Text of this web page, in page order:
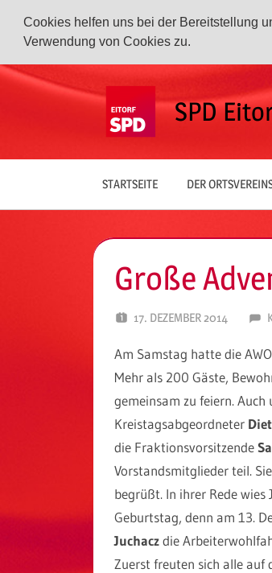
Cookies helfen uns bei der Bereitstellung
Verwendung von Cookies zu.
Zum
SPD
STARTSEITE DER
Große
17. DEZEMBER 2014
Am Samstag hatte die
Mehr als 200 Gäste,
gemeinsam zu feiern.
Kreistagsabgeordneter
die Fraktionsvorsitzende
Vorstandsmitglieder teil.
begrüßt. In ihrer Rede wies
Geburtstag, denn am 13.
Juchaczdie
Zuerst freuten sich alle auf